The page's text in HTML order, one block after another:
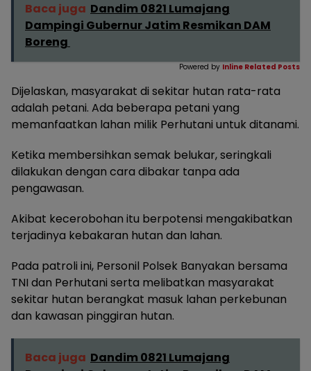
Baca juga Dandim 0821 Lumajang
Dampingi Gubernur Jatim Resmikan DAM
Boreng
Powered by Inline Related Posts
Dijelaskan, masyarakat di sekitar hutan rata-rata
adalah petani. Ada beberapa petani yang
memanfaatkan lahan milik Perhutani untuk ditanami.
Ketika membersihkan semak belukar, seringkali
dilakukan dengan cara dibakar tanpa ada
pengawasan.
Akibat kecerobohan itu berpotensi mengakibatkan
terjadinya kebakaran hutan dan lahan.
Pada patroli ini, Personil Polsek Banyakan bersama
TNI dan Perhutani serta melibatkan masyarakat
sekitar hutan berangkat masuk lahan perkebunan
dan kawasan pinggiran hutan.
Baca juga Dandim 0821 Lumajang